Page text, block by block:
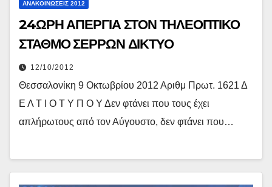
ΑΝΑΚΟΙΝΏΣΕΙΣ 2012
24ΩΡΗ ΑΠΕΡΓΙΑ ΣΤΟΝ ΤΗΛΕΟΠΤΙΚΟ
ΣΤΑΘΜΟ ΣΕΡΡΩΝ ΔΙΚΤΥΟ
12/10/2012
Θεσσαλονίκη 9 Οκτωβρίου 2012 Αριθμ Πρωτ. 1621 Δ
Ε Λ Τ Ι Ο Τ Υ Π Ο Υ Δεν φτάνει που τους έχει
απλήρωτους από τον Αύγουστο, δεν φτάνει που…